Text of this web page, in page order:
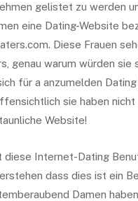
gelistet zu werden
eine Dating-Website
Diese Frauen
genau warum würden sie
für a anzumelden
sie haben
Website!
diese Internet-Dating
dass dies ist ein
Damen